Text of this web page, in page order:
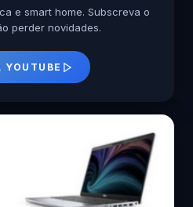
e smart home. Subscreva o
perder novidades.
YOUTUBE